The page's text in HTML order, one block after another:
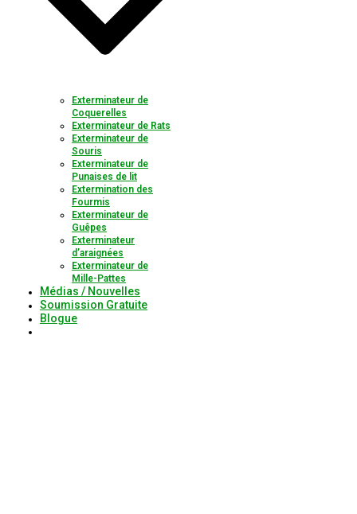
Exterminateur de
Coquerelles
Exterminateur de Rats
Exterminateur de
Souris
Exterminateur de
Punaises de lit
Extermination des
Fourmis
Exterminateur de
Guêpes
Exterminateur
d’araignées
Exterminateur de
Mille-Pattes
Médias / Nouvelles
Soumission Gratuite
Blogue